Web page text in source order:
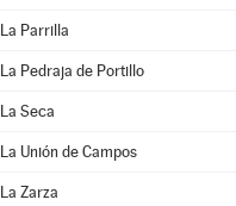
La Parrilla
La Pedraja de Portillo
La Seca
La Unión de Campos
La Zarza